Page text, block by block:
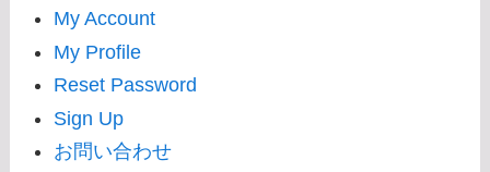
My Account
My Profile
Reset Password
Sign Up
お問い合わせ